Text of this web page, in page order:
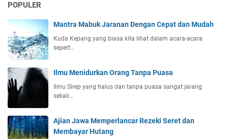
POPULER
Mantra Mabuk Jaranan Dengan Cepat dan Mudah
Kuda Kepang yang biasa kita lihat dalam acara-acara
sepert…
Ilmu Menidurkan Orang Tanpa Puasa
Ilmu Sirep yang halus dan tanpa puasa sangat jarang
sekali…
Ajian Jawa Memperlancar Rezeki Seret dan
Membayar Hutang